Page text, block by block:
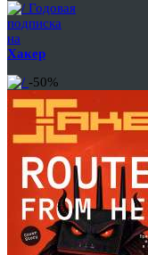
Годовая
подписка
на
Хакер
-50%